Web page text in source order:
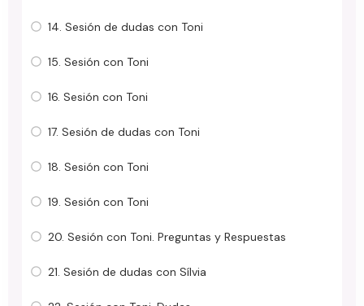
14. Sesión de dudas con Toni
15. Sesión con Toni
16. Sesión con Toni
17. Sesión de dudas con Toni
18. Sesión con Toni
19. Sesión con Toni
20. Sesión con Toni. Preguntas y Respuestas
21. Sesión de dudas con Sílvia